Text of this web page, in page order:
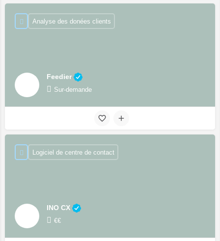
Feedier
Sur-demande
Analyse des donées clients
INO CX
€€
Logiciel de centre de contact